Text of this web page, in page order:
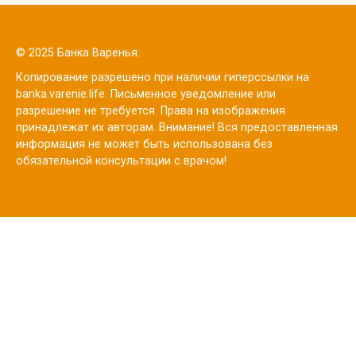
© 2025 Банка Варенья.
Копирование разрешено при наличии гиперссылки на
banka.varenie.life. Письменное уведомление или
разрешение не требуется. Права на изображения
принадлежат их авторам. Внимание! Вся предоставленная
информация не может быть использована без
обязательной консультации с врачом!